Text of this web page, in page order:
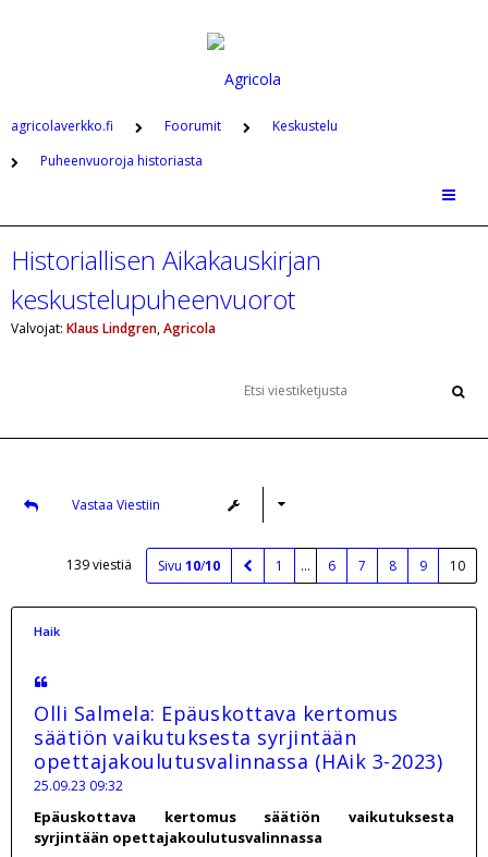
agricolaverkko.fi Foorumit
Keskustelu
Puheenvuoroja historiasta
Historiallisen Aikakauskirjan
keskustelupuheenvuorot
Valvojat: Klaus Lindgren,Agricola
Vastaa Viestiin
139 viestiä Sivu 10/10 1 … 6 7 8 9 10
Haik
Olli Salmela: Epäuskottava kertomus
säätiön vaikutuksesta syrjintään
opettajakoulutusvalinnassa (HAik 3-2023)
25.09.23 09:32
Epäuskottava kertomus säätiön vaikutuksesta
syrjintään opettajakoulutusvalinnassa